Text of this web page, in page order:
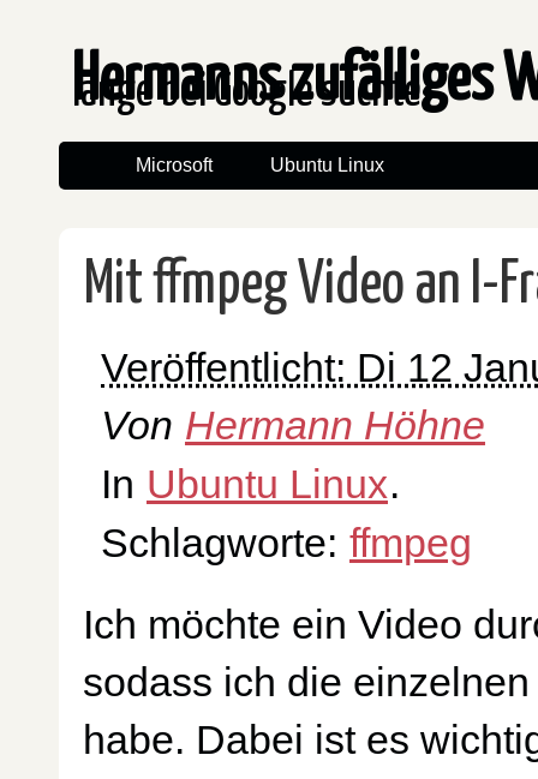
Hermanns zufälliges
lange bei Google suchte
Microsoft Ubuntu Linux
Mit ffmpeg Video an I-
Veröffentlicht: Di 12
Von Hermann Höhne
In Ubuntu Linux.
Schlagworte: ffmpeg
Ich möchte ein Video
sodass ich die
habe. Dabei ist es